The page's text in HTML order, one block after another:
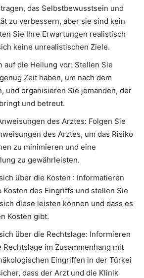
das Selbstbewusstsein und
zu verbessern, aber sie sind kein
Sie Ihre Erwartungen realistisch
keine unrealistischen Ziele.
auf die Heilung vor: Stellen Sie
Zeit haben, um nach dem
und organisieren Sie jemanden, der
und betreut.
des Arztes: Folgen Sie
des Arztes, um das Risiko
zu minimieren und eine
zu gewährleisten.
über die Kosten : Informatieren
Kosten des Eingriffs und stellen Sie
diese leisten können und dass es
Kosten gibt.
über die Rechtslage: Informieren
Rechtslage im Zusammenhang mit
Eingriffen in der Türkei
dass der Arzt und die Klinik